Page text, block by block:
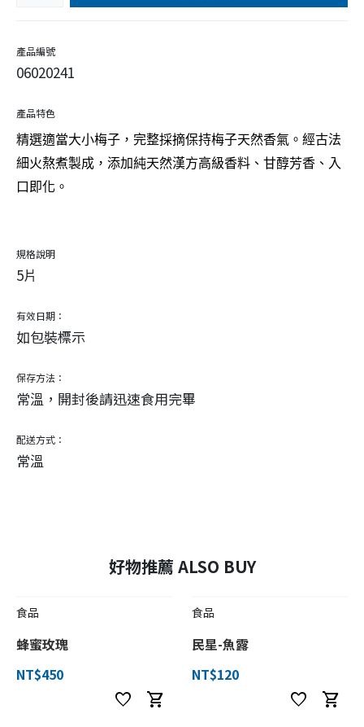
產品編號
06020241
產品特色
精選適當大小梅子，完整採摘保持梅子天然香氣。經古法
細火熬煮製成，添加純天然漢方高級香料、甘醇芳香、入
口即化。
規格說明
5片
有效日期：
如包裝標示
保存方法：
常溫，開封後請迅速食用完畢
配送方式：
常溫
好物推薦 ALSO BUY
食品
蜂蜜玫瑰
NT$450
favorite shopping_cart
食品
民星-魚露
NT$120
favorite shopping_cart